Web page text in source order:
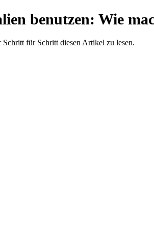
benutzen: Wie
für Schritt diesen Artikel zu lesen.